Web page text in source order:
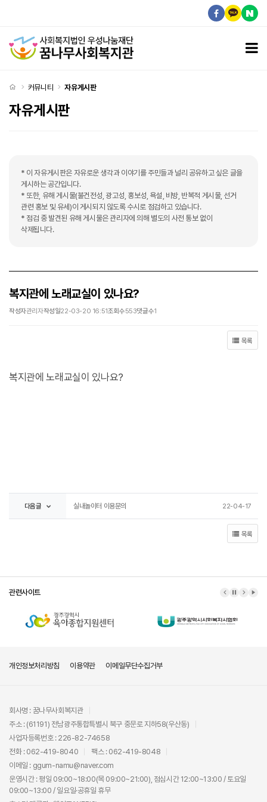
처음으로
커뮤니티 자유게시판
자유게시판
* 이 자유게시판은 자유로운 생각과 이야기를 주민들과 널리 공유하고 싶은 글을
게시하는 공간입니다.
* 또한, 유해 게시물(불건전성, 광고성, 홍보성, 욕설, 비방, 반복적 게시물, 선거
관련 홍보 및 유세)이 게시되지 않도록 수시로 점검하고 있습니다.
* 점검 중 발견된 유해 게시물은 관리자에 의해 별도의 사전 통보 없이
삭제됩니다.
복지관에 노래교실이 있나요?
작성자관리자작성일22-03-20 16:51조회수553댓글수1
목록
복지관에 노래교실이 있나요?
다음글 실내놀이터 이용문의 22-04-17
목록
관련사이트 이전 배너
배너 정지
다음 배
배
개인정보처리방침 이용약관 이메일무단수집거부
회사명 : 꿈나무사회복지관
주소 : (61191) 전남광주통합특별시 북구 중문로 지하58(우산동)
사업자등록번호 : 226-82-74658
전화 : 062-419-8040
팩스 : 062-419-8048
이메일 : ggum-namu@naver.com
운영시간 : 평일 09:00~18:00(목 09:00~21:00), 점심시간 12:00~13:00 / 토요일
09:00~13:00 / 일요일·공휴일 휴무